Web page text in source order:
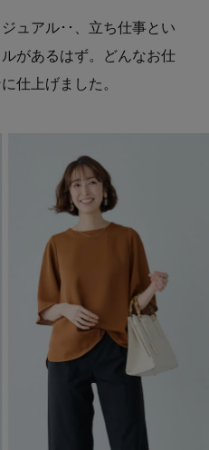
ュアル･･、立ち仕事とい
があるはず。どんなお仕
仕上げました。